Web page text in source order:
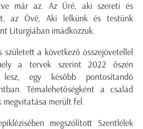
már az. Az Úré, aki szereti és
az Övé, Aki lelkünk és testünk
Liturgiában imádkozzuk.
a következő összejövetellel
a tervek szerint 2022 őszén
lesz, egy később pontosítandó
Témalehetőségként a család
megvitatása merült fel.
megszólított Szentlélek